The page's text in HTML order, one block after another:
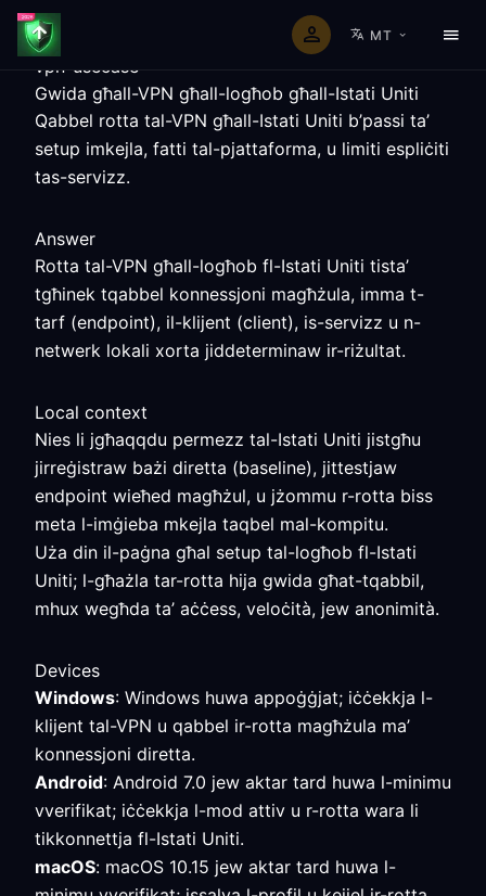
MT
vpn-usecase
Gwida għall-VPN għall-logħob għall-Istati Uniti
Qabbel rotta tal-VPN għall-Istati Uniti b’passi ta’
setup imkejla, fatti tal-pjattaforma, u limiti espliċiti
tas-servizz.
Answer
Rotta tal-VPN għall-logħob fl-Istati Uniti tista’
tgħinek tqabbel konnessjoni magħżula, imma t-
tarf (endpoint), il-klijent (client), is-servizz u n-
netwerk lokali xorta jiddeterminaw ir-riżultat.
Local context
Nies li jgħaqqdu permezz tal-Istati Uniti jistgħu
jirreġistraw bażi diretta (baseline), jittestjaw
endpoint wieħed magħżul, u jżommu r-rotta biss
meta l-imġieba mkejla taqbel mal-kompitu.
Uża din il-paġna għal setup tal-logħob fl-Istati
Uniti; l-għażla tar-rotta hija gwida għat-tqabbil,
mhux wegħda ta’ aċċess, veloċità, jew anonimità.
Devices
Windows: Windows huwa appoġġjat; iċċekkja l-
klijent tal-VPN u qabbel ir-rotta magħżula ma’
konnessjoni diretta.
Android: Android 7.0 jew aktar tard huwa l-minimu
vverifikat; iċċekkja l-mod attiv u r-rotta wara li
tikkonnettja fl-Istati Uniti.
macOS: macOS 10.15 jew aktar tard huwa l-